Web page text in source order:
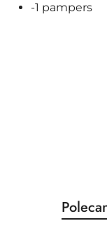
-1 pampers
Pomiń
o